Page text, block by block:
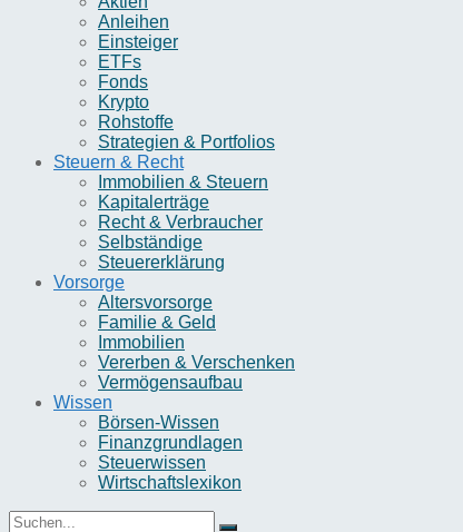
Anleihen
Einsteiger
ETFs
Fonds
Krypto
Rohstoffe
Strategien & Portfolios
Steuern & Recht
Immobilien & Steuern
Kapitalerträge
Recht & Verbraucher
Selbständige
Steuererklärung
Vorsorge
Altersvorsorge
Familie & Geld
Immobilien
Vererben & Verschenken
Vermögensaufbau
Wissen
Börsen-Wissen
Finanzgrundlagen
Steuerwissen
Wirtschaftslexikon